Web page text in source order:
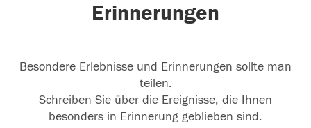
Erinnerungen
Besondere Erlebnisse und Erinnerungen sollte man
teilen.
Schreiben Sie über die Ereignisse, die Ihnen
besonders in Erinnerung geblieben sind.